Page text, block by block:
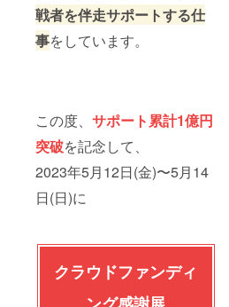
戦者を伴走サポートする仕
事をしています。
この度、 サポート累計1億円
突破を記念して、
2023年5月12日(金)〜5月14
日(日)に
クラウドファンディ